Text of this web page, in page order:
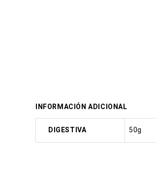
INFORMACIÓN ADICIONAL
DIGESTIVA 50g